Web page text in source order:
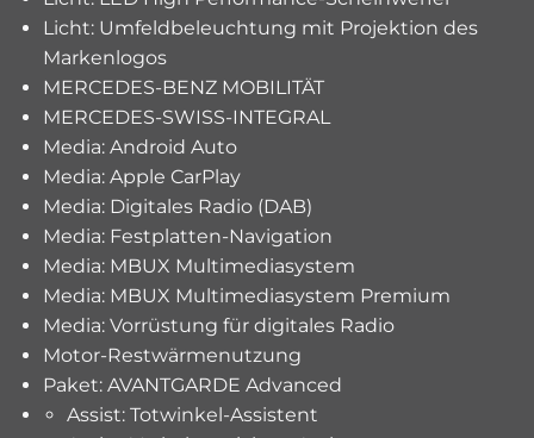
Licht: Umfeldbeleuchtung mit Projektion des
Markenlogos
MERCEDES-BENZ MOBILITÄT
MERCEDES-SWISS-INTEGRAL
Media: Android Auto
Media: Apple CarPlay
Media: Digitales Radio (DAB)
Media: Festplatten-Navigation
Media: MBUX Multimediasystem
Media: MBUX Multimediasystem Premium
Media: Vorrüstung für digitales Radio
Motor-Restwärmenutzung
Paket: AVANTGARDE Advanced
Assist: Totwinkel-Assistent